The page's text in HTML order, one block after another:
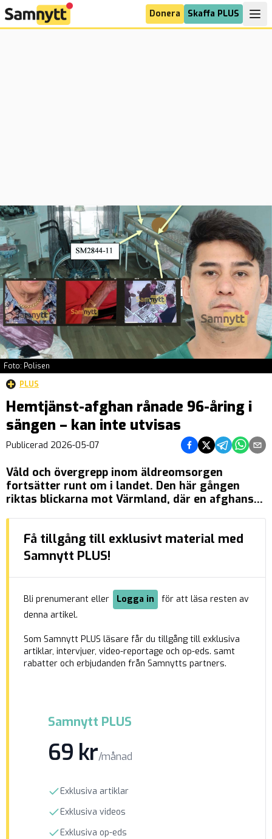
Donera Skaffa PLUS
Foto: Polisen
PLUS
Hemtjänst-afghan rånade 96-åring i
sängen – kan inte utvisas
Publicerad 2026-05-07 Dela på Facebook
Dela på Twitter
Dela på
Dela
Våld och övergrepp inom äldreomsorgen
fortsätter runt om i landet. Den här gången
riktas blickarna mot Värmland, där en afghansk
Mannen har tagit sig in i kvinnans bostad och
medhjälp av en avbitartång klippt loss smycken
från hennes kropp medan […]
Få tillgång till exklusivt material med
Samnytt PLUS!
Bli prenumerant eller Logga in
för att läsa resten av
denna artikel.
Som Samnytt PLUS läsare får du tillgång till exklusiva
artiklar, intervjuer, video-reportage och op-eds. samt
rabatter och erbjudanden från Samnytts partners.
Samnytt PLUS
69 kr/månad
Exklusiva artiklar
Exklusiva videos
Exklusiva op-eds